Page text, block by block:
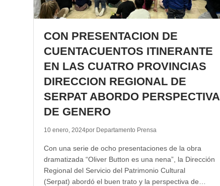
CON PRESENTACION DE
CUENTACUENTOS ITINERANTE
EN LAS CUATRO PROVINCIAS
DIRECCION REGIONAL DE
SERPAT ABORDO PERSPECTIVA
DE GENERO
10 enero, 2024por Departamento Prensa
Con una serie de ocho presentaciones de la obra
dramatizada “Oliver Button es una nena”, la Dirección
Regional del Servicio del Patrimonio Cultural
(Serpat) abordó el buen trato y la perspectiva de…